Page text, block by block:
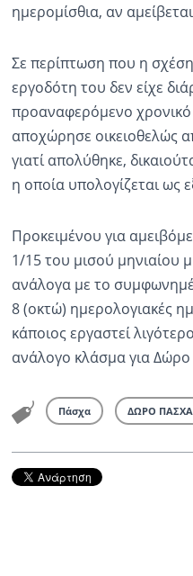
ημερομίσθια, αν
Σε περίπτωση που η
εργοδότη του δεν είχε
προαναφερόμενο χρονικό
αποχώρησε οικειοθελώς
γιατί απολύθηκε,
η οποία υπολογίζεται ως
Προκειμένου για
1/15 του μισού μηνιαίου
ανάλογα με το
8 (οκτώ) ημερολογιακές
κάποιος εργαστεί
ανάλογο κλάσμα για
Πάσχα ΔΩΡΟ ΠΑΣΧΑ